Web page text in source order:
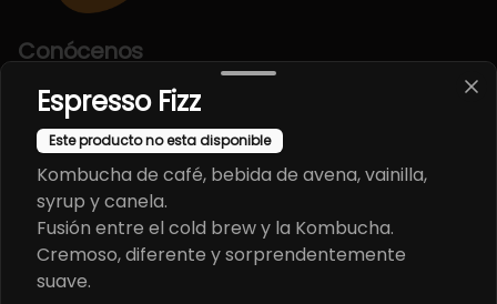
Conócenos
Despacho
Términos y condiciones
Política de privacidad
Redes sociales
Instagram
Facebook
Espresso Fizz
Este producto no esta disponible
Kombucha de café, bebida de avena, vainilla,
syrup y canela.
Fusión entre el cold brew y la Kombucha.
Cremoso, diferente y sorprendentemente
suave.